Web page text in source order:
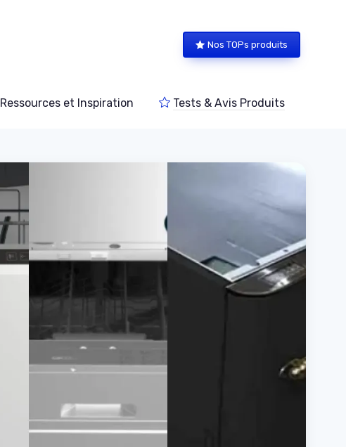
Nos TOPs produits
Ressources et Inspiration Tests & Avis Produits